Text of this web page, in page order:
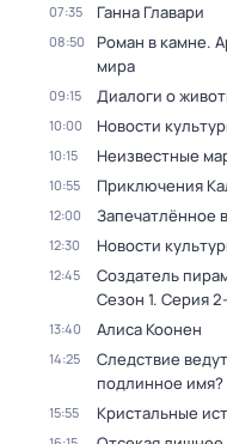
07:35 Ганна Главари
08:50
Роман в камне.
мира
09:15 Диалоги о
10:00 Новости
10:15 Неизвестные
10:55 Приключения
12:00 Запечатлённое
12:30 Новости
12:45 Создатель
Сезон 1. Серия
13:40 Алиса Коонен
14:25
Следствие
подлинное имя?
15:55 Кристальные